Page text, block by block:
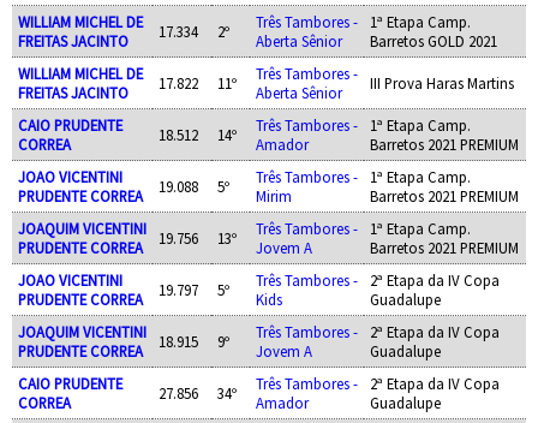
WILLIAM MICHEL DE
FREITAS JACINTO
17.334 2º
Três Tambores -
Aberta Sênior
1ª Etapa Camp.
Barretos GOLD 2021
WILLIAM MICHEL DE
FREITAS JACINTO
17.822 11º
Três Tambores -
Aberta Sênior
III Prova Haras Martins
CAIO PRUDENTE
CORREA
18.512 14º
Três Tambores -
Amador
1ª Etapa Camp.
Barretos 2021 PREMIUM
JOAO VICENTINI
PRUDENTE CORREA
19.088 5º
Três Tambores -
Mirim
1ª Etapa Camp.
Barretos 2021 PREMIUM
JOAQUIM VICENTINI
PRUDENTE CORREA
19.756 13º
Três Tambores -
Jovem A
1ª Etapa Camp.
Barretos 2021 PREMIUM
JOAO VICENTINI
PRUDENTE CORREA
19.797 5º
Três Tambores -
Kids
2ª Etapa da IV Copa
Guadalupe
JOAQUIM VICENTINI
PRUDENTE CORREA
18.915 9º
Três Tambores -
Jovem A
2ª Etapa da IV Copa
Guadalupe
CAIO PRUDENTE
CORREA
27.856 34º
Três Tambores -
Amador
2ª Etapa da IV Copa
Guadalupe